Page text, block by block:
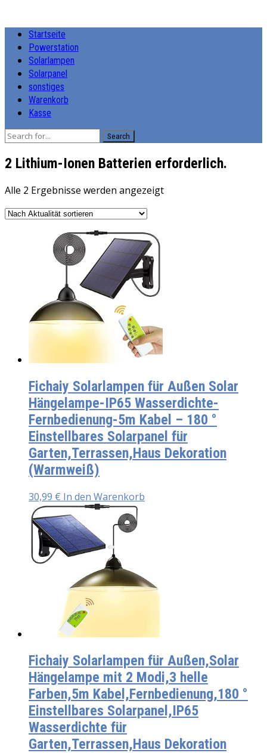
Startseite
Powerstation
Solarlampen
Solarpanel
sonstiges
Warenkorb
Kasse
Search
‎2 Lithium-Ionen Batterien erforderlich.
Alle 2 Ergebnisse werden angezeigtNach
Fichaiy Solarlampen für Außen Solar
Hängelampe-IP65 Wasserdichte-
Fernbedienung-5m Kabel – 180 °
Einstellbares Solarpanel für
Garten,Terrassen,Haus Dekoration
(Warmweiß)
30,99 € In den Warenkorb
Fichaiy Solarlampen für Außen,Solar
Hängelampe mit 2 Modi,3 helle
Farben,5m Kabel,Fernbedienung,180 °
Einstellbares Solarpanel,IP65
Wasserdichte für
Garten,Terrassen,Haus Dekoration